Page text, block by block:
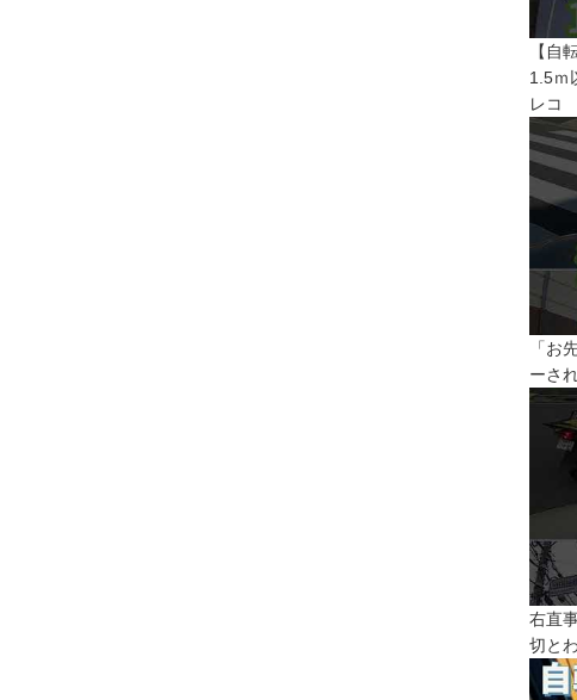
【自
1.5ｍ
レコ
「お
ーさ
右直
切と